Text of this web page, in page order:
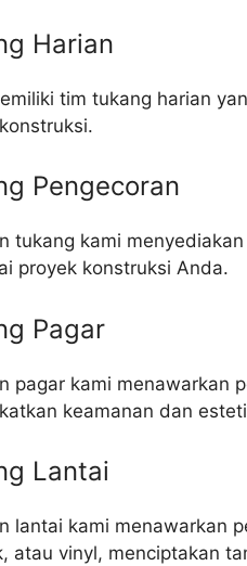
Harian
tim tukang harian
Pengecoran
tukang kami
proyek konstruksi Anda.
Pagar
pagar kami menawarkan
keamanan dan
Lantai
lantai kami menawarkan
atau vinyl, menciptakan